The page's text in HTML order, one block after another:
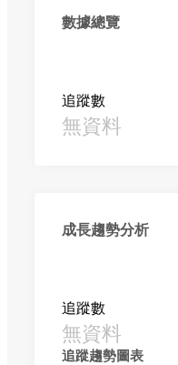
數據總覽
追蹤數
無資料
成長趨勢分析
追蹤數
無資料
追蹤趨勢圖表